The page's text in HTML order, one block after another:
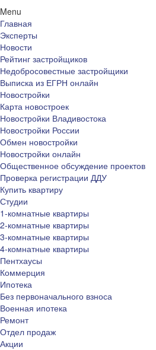
Menu
Главная
Эксперты
Новости
Рейтинг застройщиков
Недобросовестные застройщики
Выписка из ЕГРН онлайн
Новостройки
Карта новостроек
Новостройки Владивостока
Новостройки России
Обмен новостройки
Новостройки онлайн
Общественное обсуждение проектов
Проверка регистрации ДДУ
Купить квартиру
Студии
1-комнатные квартиры
2-комнатные квартиры
3-комнатные квартиры
4-комнатные квартиры
Пентхаусы
Коммерция
Ипотека
Без первоначального взноса
Военная ипотека
Ремонт
Отдел продаж
Акции